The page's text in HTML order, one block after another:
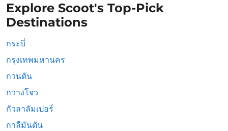
Explore Scoot's Top-Pick
Destinations
กระบี่
กรุงเทพมหานคร
กวนตัน
กวางโจว
กัวลาลัมเปอร์
กาลีมันตัน